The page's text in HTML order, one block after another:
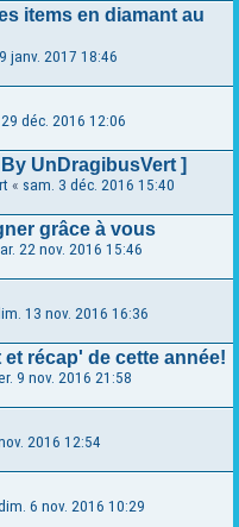
items en diamant au
janv. 2017 18:46
déc. 2016 12:06
UnDragibusVert ]
« sam. 3 déc. 2016 15:40
grâce à vous
22 nov. 2016 15:46
13 nov. 2016 16:36
récap' de cette année!
9 nov. 2016 21:58
2016 12:54
6 nov. 2016 10:29